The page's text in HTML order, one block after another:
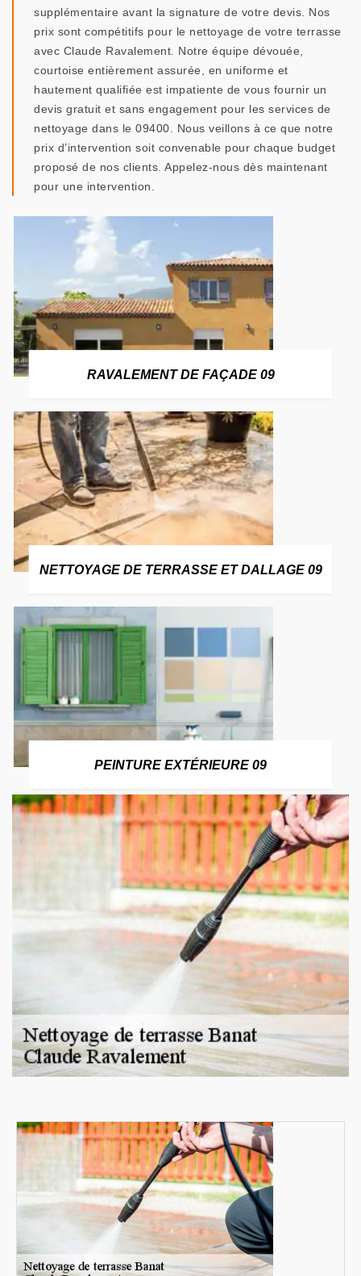
supplémentaire avant la signature de votre devis. Nos
prix sont compétitifs pour le nettoyage de votre terrasse
avec Claude Ravalement. Notre équipe dévouée,
courtoise entièrement assurée, en uniforme et
hautement qualifiée est impatiente de vous fournir un
devis gratuit et sans engagement pour les services de
nettoyage dans le 09400. Nous veillons à ce que notre
prix d’intervention soit convenable pour chaque budget
proposé de nos clients. Appelez-nous dès maintenant
pour une intervention.
RAVALEMENT DE FAÇADE 09
NETTOYAGE DE TERRASSE ET DALLAGE 09
PEINTURE EXTÉRIEURE 09